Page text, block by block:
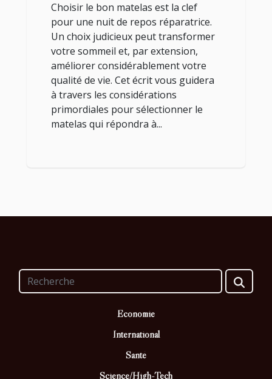
Choisir le bon matelas est la clef
pour une nuit de repos réparatrice.
Un choix judicieux peut transformer
votre sommeil et, par extension,
améliorer considérablement votre
qualité de vie. Cet écrit vous guidera
à travers les considérations
primordiales pour sélectionner le
matelas qui répondra à...
Economie
International
Santé
Science/High-Tech